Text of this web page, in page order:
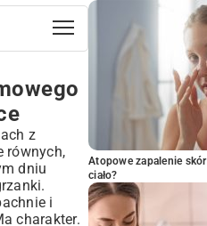
chleb na
z
– zdrowie i
maślance
z
równych,
dniu
i
charakter.
Atopowe zapalenie
ciało?